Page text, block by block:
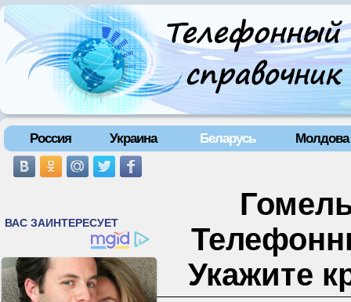
Россия Украина Беларусь Молдова
Укажите